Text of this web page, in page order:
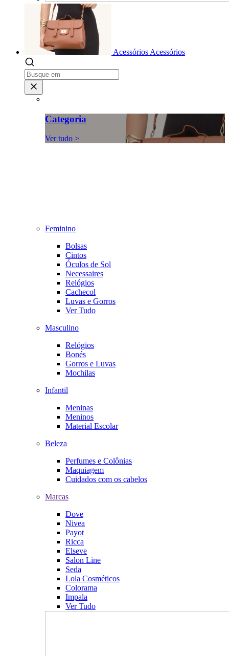
Acessórios Acessórios
Categoria
Ver tudo >
Feminino
Bolsas
Cintos
Óculos de Sol
Necessaires
Relógios
Cachecol
Luvas e Gorros
Ver Tudo
Masculino
Relógios
Bonés
Gorros e Luvas
Mochilas
Infantil
Meninas
Meninos
Material Escolar
Beleza
Perfumes e Colônias
Maquiagem
Cuidados com os cabelos
Marcas
Dove
Nivea
Payot
Ricca
Elseve
Salon Line
Seda
Lola Cosméticos
Colorama
Impala
Ver Tudo